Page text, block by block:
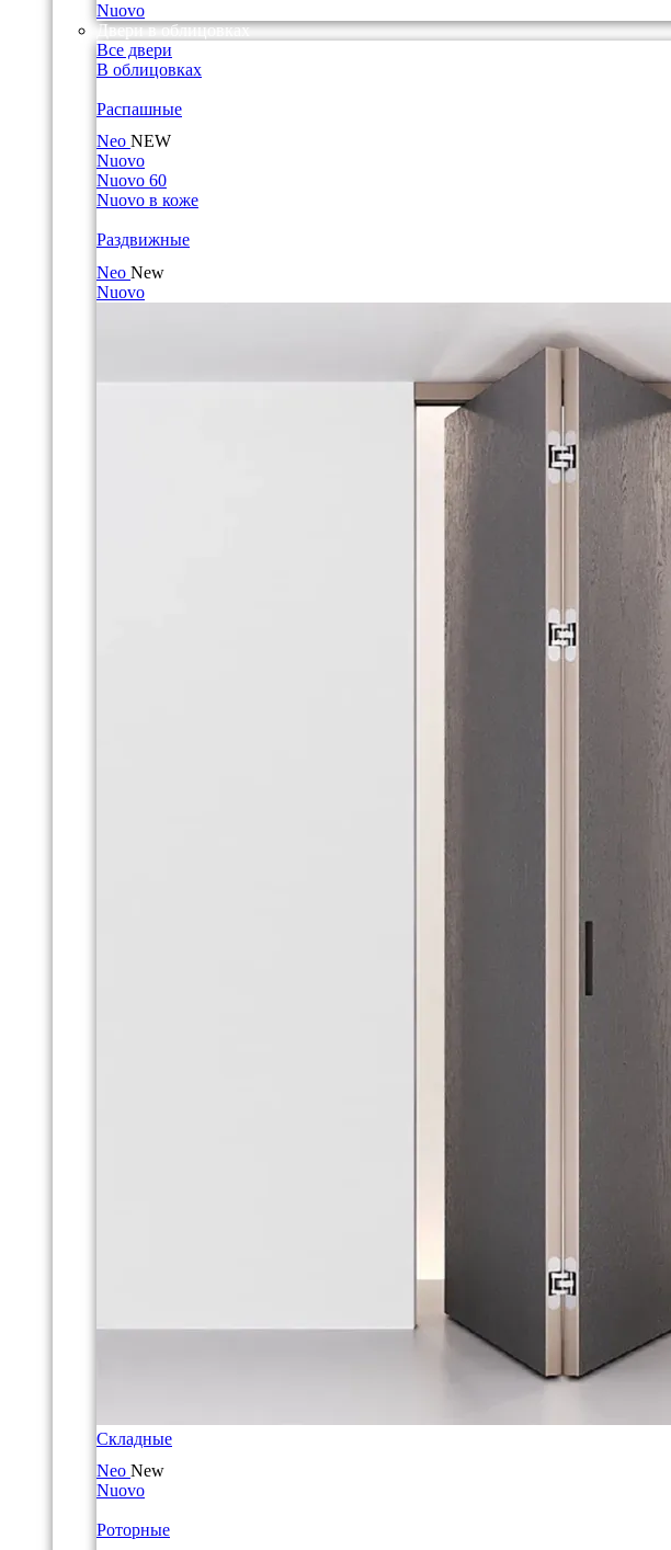
Nuovo
Двери в облицовках
Все двери
В облицовках
Распашные
Neo NEW
Nuovo
Nuovo 60
Nuovo в коже
Раздвижные
Neo New
Nuovo
Складные
Neo New
Nuovo
Роторные